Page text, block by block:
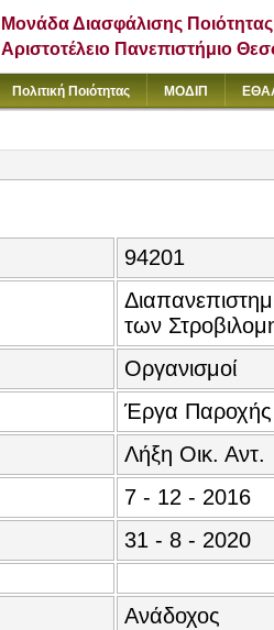
Μονάδα Διασφάλισης Ποιότητας
Αριστοτέλειο Πανεπιστήμιο
Πολιτική Ποιότητας ΜΟΔΙΠ
94201
των
Οργανισμοί
Έργα
Λήξη Οικ. Αντ.
7 - 12 - 2016
31 - 8 - 2020
Ανάδοχος